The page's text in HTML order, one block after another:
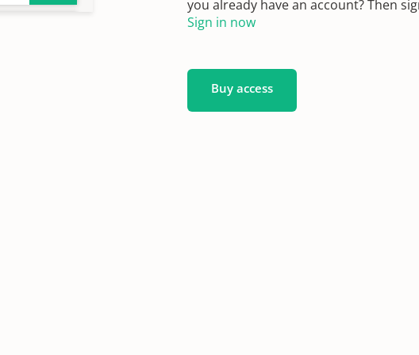
you already have an account? Then
Sign in now
Buy access